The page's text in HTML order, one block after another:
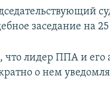
заседание на
лидер ППА и его
о нем